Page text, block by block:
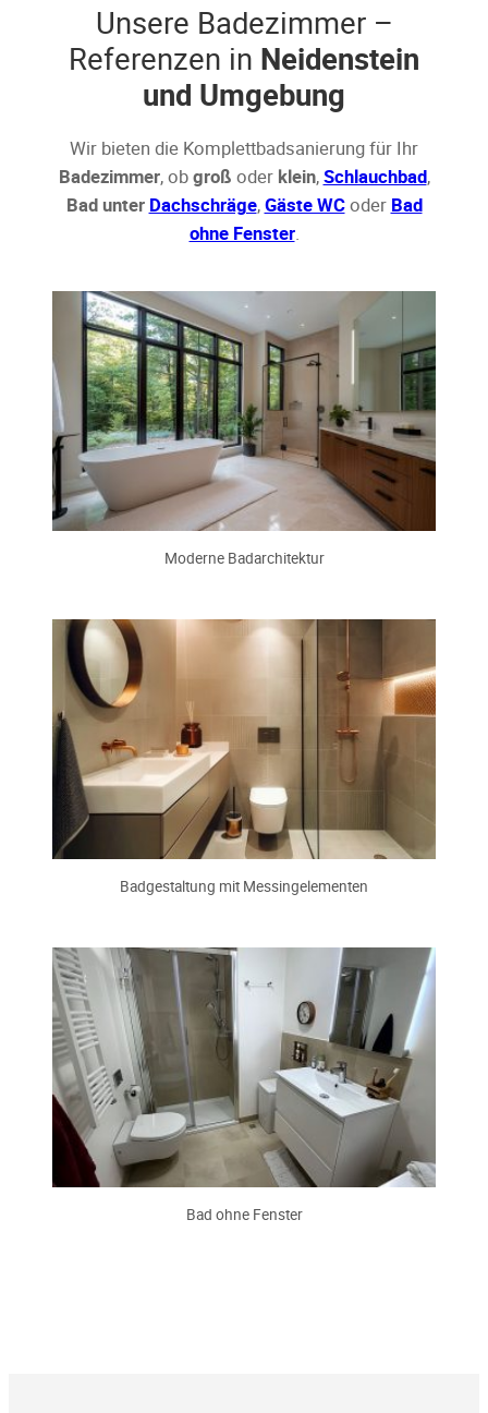
Unsere Badezimmer –
Referenzen in Neidenstein
und Umgebung
Wir bieten die Komplettbadsanierung für Ihr
Badezimmer, obgroß oder klein,Schlauchbad,
Bad unter Dachschräge,Gäste WCoder Bad
ohne Fenster.
Moderne Badarchitektur
Badgestaltung mit Messingelementen
Bad ohne Fenster